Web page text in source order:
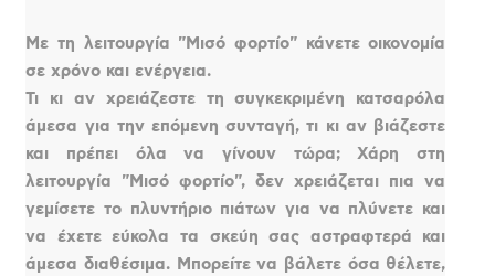
Με τη λειτουργία "Μισό φορτίο" κάνετε οικονομία
σε χρόνο και ενέργεια.
Τι κι αν χρειάζεστε τη συγκεκριμένη κατσαρόλα
άμεσα για την επόμενη συνταγή, τι κι αν βιάζεστε
και πρέπει όλα να γίνουν τώρα; Χάρη στη
λειτουργία "Μισό φορτίο", δεν χρειάζεται πια να
γεμίσετε το πλυντήριο πιάτων για να πλύνετε και
να έχετε εύκολα τα σκεύη σας αστραφτερά και
άμεσα διαθέσιμα. Μπορείτε να βάλετε όσα θέλετε,